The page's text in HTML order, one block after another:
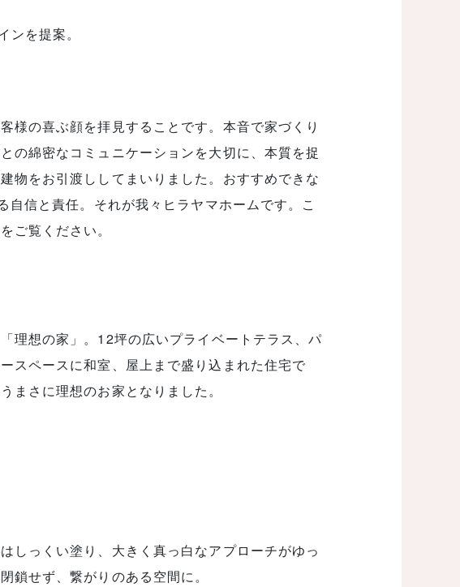
を提案。
様の喜ぶ顔を拝見することです。本音で家づくり
の綿密なコミュニケーションを大切に、本質を捉
物をお引渡ししてまいりました。おすすめできな
自信と責任。それが我々ヒラヤマホームです。こ
ご覧ください。
理想の家」。12坪の広いプライベートテラス、パ
スペースに和室、屋上まで盛り込まれた住宅で
まさに理想のお家となりました。
しっくい塗り、大きく真っ白なアプローチがゆっ
鎖せず、繋がりのある空間に。